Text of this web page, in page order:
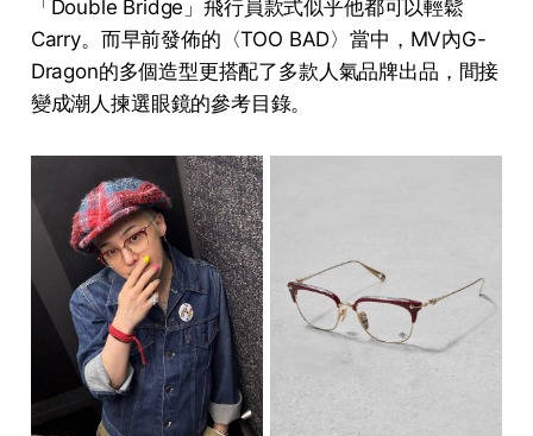
「Double Bridge」飛行員款式似乎他都可以輕鬆
Carry。而早前發佈的〈TOO BAD〉當中，MV內G-
Dragon的多個造型更搭配了多款人氣品牌出品，間接
變成潮人揀選眼鏡的參考目錄。